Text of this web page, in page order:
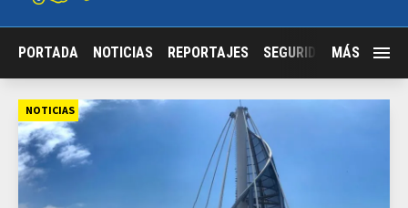
PORTADA NOTICIAS REPORTAJES SEGURIDAD JALISCO
MÁS
NOTICIAS